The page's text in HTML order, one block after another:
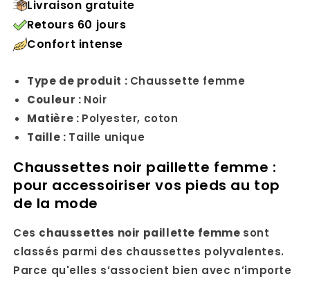
Livraison gratuite
Retours 60 jours
Confort intense
Type de produit : Chaussette femme
Couleur : Noir
Matière : Polyester, coton
Taille : Taille unique
Chaussettes noir paillette femme :
pour accessoiriser vos pieds au top
de la mode
Ces chaussettes noir paillette femme sont
classés parmi des chaussettes polyvalentes.
Parce qu'elles s’associent bien avec n’importe